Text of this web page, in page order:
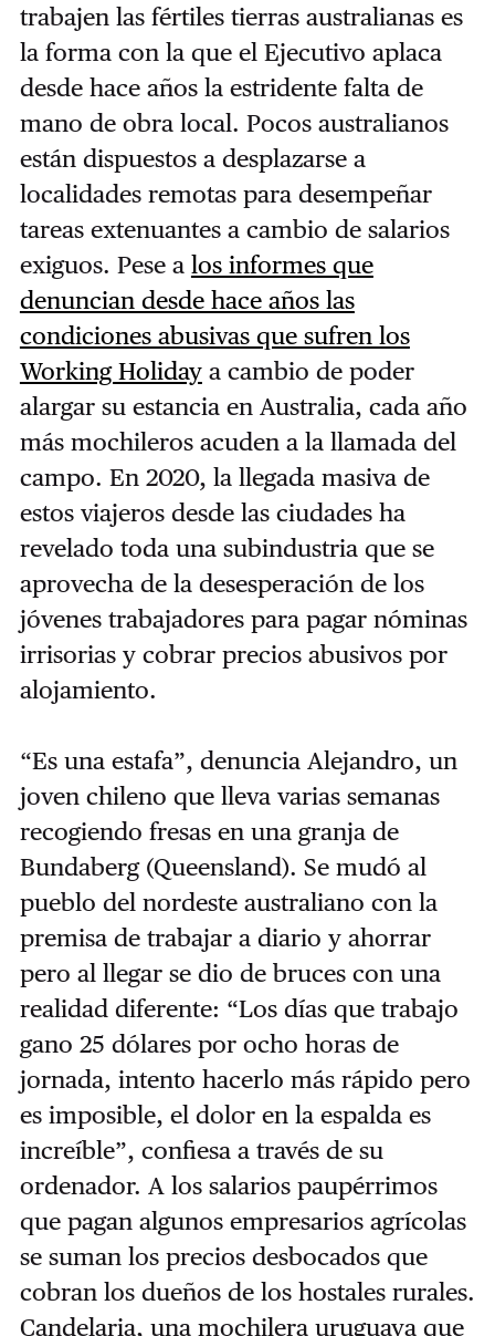
trabajen las fértiles tierras australianas es
la forma con la que el Ejecutivo aplaca
desde hace años la estridente falta de
mano de obra local. Pocos australianos
están dispuestos a desplazarse a
localidades remotas para desempeñar
tareas extenuantes a cambio de salarios
exiguos. Pese a los informes que
denuncian desde hace años las
condiciones abusivas que sufren los
Working Holidaya cambio de poder
alargar su estancia en Australia, cada año
más mochileros acuden a la llamada del
campo. En 2020, la llegada masiva de
estos viajeros desde las ciudades ha
revelado toda una subindustria que se
aprovecha de la desesperación de los
jóvenes trabajadores para pagar nóminas
irrisorias y cobrar precios abusivos por
alojamiento.
“Es una estafa”, denuncia Alejandro, un
joven chileno que lleva varias semanas
recogiendo fresas en una granja de
Bundaberg (Queensland). Se mudó al
pueblo del nordeste australiano con la
premisa de trabajar a diario y ahorrar
pero al llegar se dio de bruces con una
realidad diferente: “Los días que trabajo
gano 25 dólares por ocho horas de
jornada, intento hacerlo más rápido pero
es imposible, el dolor en la espalda es
increíble”, confiesa a través de su
ordenador. A los salarios paupérrimos
que pagan algunos empresarios agrícolas
se suman los precios desbocados que
cobran los dueños de los hostales rurales.
Candelaria, una mochilera uruguaya que